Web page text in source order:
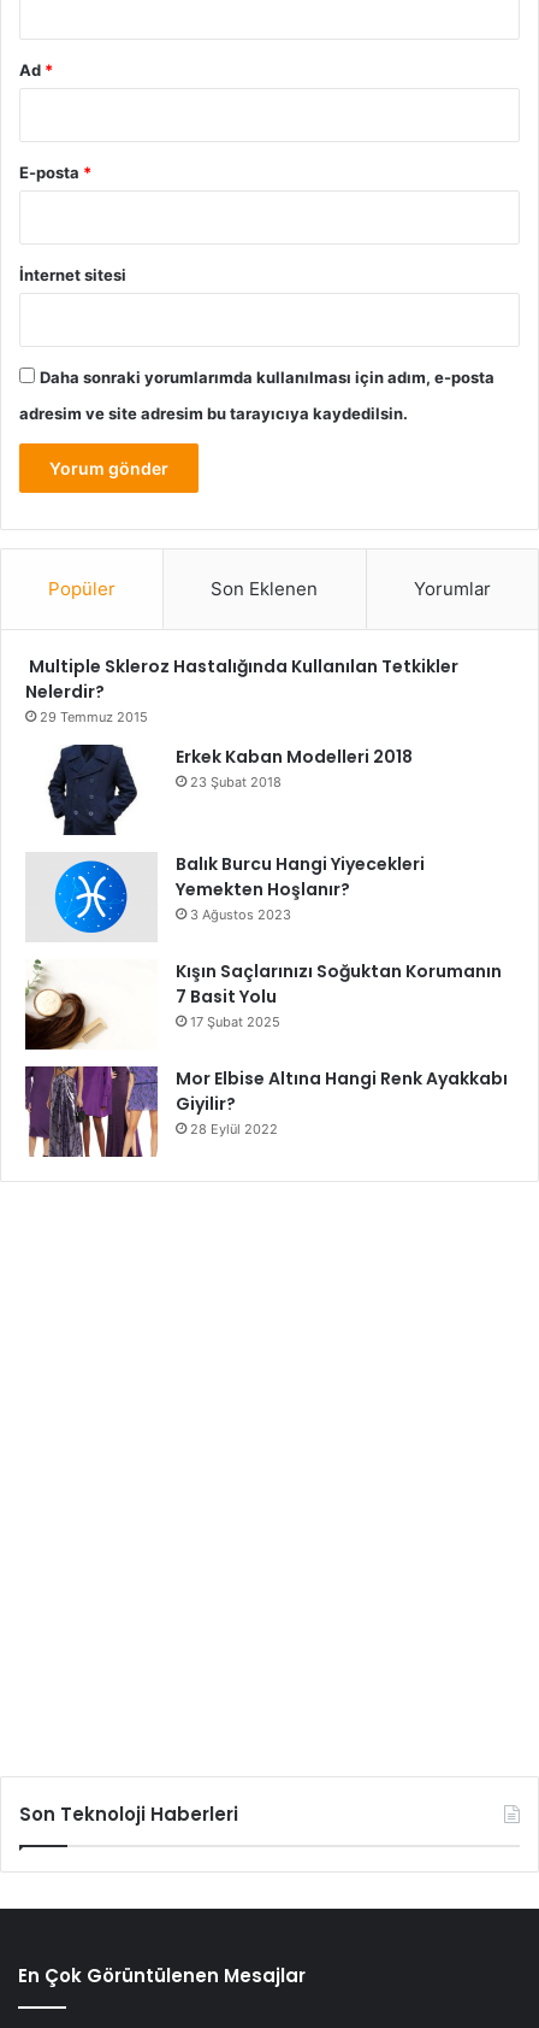
Ad *
E-posta *
İnternet sitesi
Daha sonraki yorumlarımda kullanılması için adım, e-posta
adresim ve site adresim bu tarayıcıya kaydedilsin.
Popüler Son Eklenen Yorumlar
Multiple Skleroz Hastalığında Kullanılan Tetkikler
Nelerdir?
29 Temmuz 2015
Erkek Kaban Modelleri 2018
23 Şubat 2018
Balık Burcu Hangi Yiyecekleri
Yemekten Hoşlanır?
3 Ağustos 2023
Kışın Saçlarınızı Soğuktan Korumanın
7 Basit Yolu
17 Şubat 2025
Mor Elbise Altına Hangi Renk Ayakkabı
Giyilir?
28 Eylül 2022
Son Teknoloji Haberleri
En Çok Görüntülenen Mesajlar